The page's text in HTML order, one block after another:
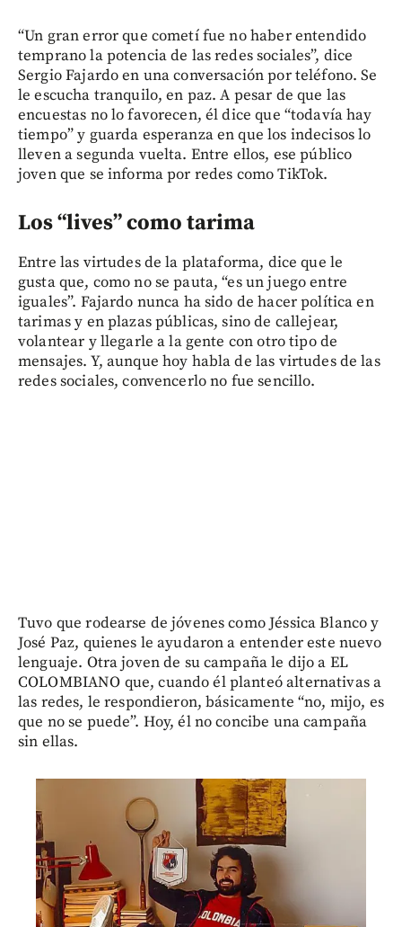
“Un gran error que cometí fue no haber entendido
temprano la potencia de las redes sociales”, dice
Sergio Fajardo en una conversación por teléfono. Se
le escucha tranquilo, en paz. A pesar de que las
encuestas no lo favorecen, él dice que “todavía hay
tiempo” y guarda esperanza en que los indecisos lo
lleven a segunda vuelta. Entre ellos, ese público
joven que se informa por redes como TikTok.
Los “lives” como tarima
Entre las virtudes de la plataforma, dice que le
gusta que, como no se pauta, “es un juego entre
iguales”. Fajardo nunca ha sido de hacer política en
tarimas y en plazas públicas, sino de callejear,
volantear y llegarle a la gente con otro tipo de
mensajes. Y, aunque hoy habla de las virtudes de las
redes sociales, convencerlo no fue sencillo.
Tuvo que rodearse de jóvenes como Jéssica Blanco y
José Paz, quienes le ayudaron a entender este nuevo
lenguaje. Otra joven de su campaña le dijo a EL
COLOMBIANO que, cuando él planteó alternativas a
las redes, le respondieron, básicamente “no, mijo, es
que no se puede”. Hoy, él no concibe una campaña
sin ellas.